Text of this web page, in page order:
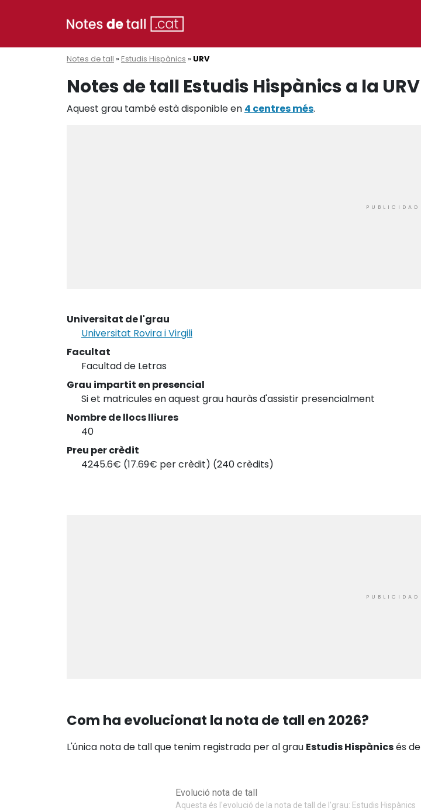
Notes de tall »Estudis Hispànics » URV
Notes de tall Estudis Hispànics a la URV
Aquest grau també està disponible en 4 centres més.
Universitat de l'grau
Universitat Rovira i Virgili
Facultat
Facultad de Letras
Grau impartit en presencial
Si et matricules en aquest grau hauràs d'assistir presencialment
Nombre de llocs lliures
40
Preu per crèdit
4245.6€ (17.69€ per crèdit) (240 crèdits)
Com ha evolucionat la nota de tall en 2026?
L'única nota de tall que tenim registrada per al grau Estudis Hispànicsés de
Evolució nota de tall
Aquesta és l'evolució de la nota de tall de l'grau: Estudis Hispànics